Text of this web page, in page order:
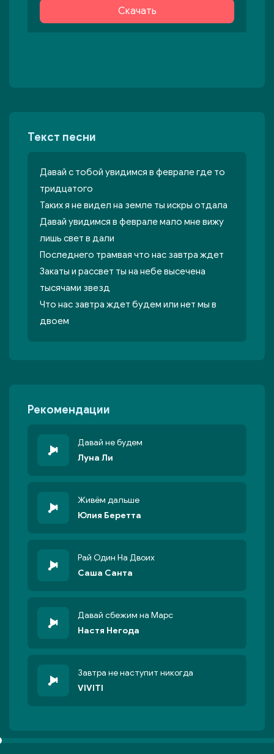
Скачать
Текст песни
Давай с тобой увидимся в феврале где то
тридцатого
Таких я не видел на земле ты искры отдала
Давай увидимся в феврале мало мне вижу
лишь свет в дали
Последнего трамвая что нас завтра ждет
Закаты и рассвет ты на небе высечена
тысячами звезд
Что нас завтра ждет будем или нет мы в
двоем
Рекомендации
Давай не будем
Луна Ли
Живём дальше
Юлия Беретта
Рай Один На Двоих
Саша Санта
Давай сбежим на Марс
Настя Негода
Завтра не нaступит никогда
VIVITI